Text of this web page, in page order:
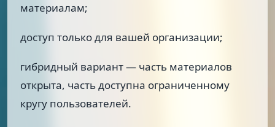
материалам;
доступ только для вашей организации;
гибридный вариант — часть материалов
открыта, часть доступна ограниченному
кругу пользователей.